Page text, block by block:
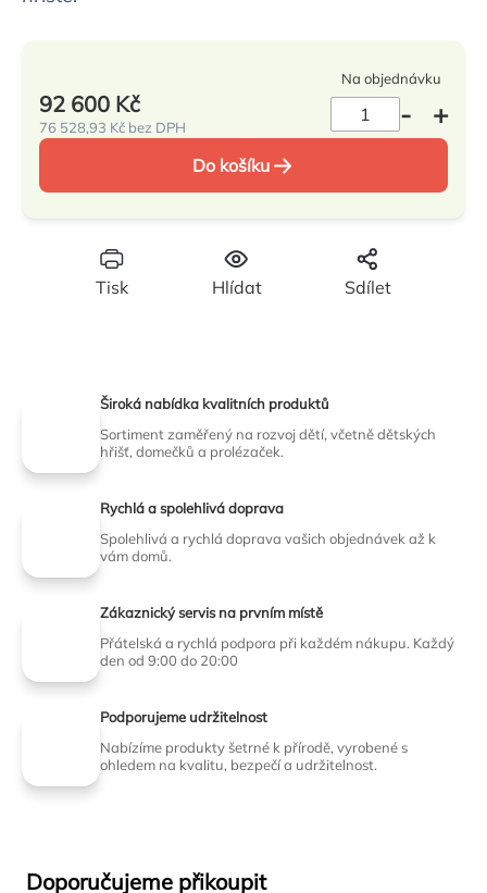
5
Tisk Hlídat Sdílet
Na objednávku
92 600 Kč
76 528,93 Kč bez DPH
Měrná
cena:
Do košíku
Široká nabídka kvalitních produktů
Sortiment zaměřený na rozvoj dětí, včetně dětských
hřišť, domečků a prolézaček.
Rychlá a spolehlivá doprava
Spolehlivá a rychlá doprava vašich objednávek až k
vám domů.
Zákaznický servis na prvním místě
Přátelská a rychlá podpora při každém nákupu. Každý
den od 9:00 do 20:00
Podporujeme udržitelnost
Nabízíme produkty šetrné k přírodě, vyrobené s
ohledem na kvalitu, bezpečí a udržitelnost.
Doporučujeme přikoupit